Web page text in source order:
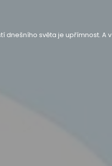
dnešního světa je upřímnost.